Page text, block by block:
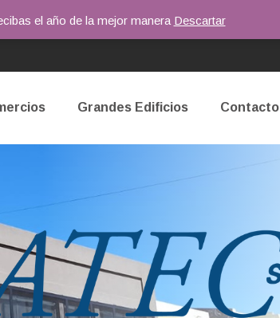
Grandes Edificios Contacto
el año de la mejor manera Descartar